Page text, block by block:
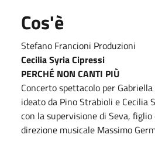
Cos'è
Stefano Francioni Produzioni
Cecilia Syria Cipressi
PERCHÉ NON CANTI PIÙ
Concerto spettacolo per
ideato da Pino Strabioli e Cecilia
con la supervisione di Seva,
direzione musicale Massimo